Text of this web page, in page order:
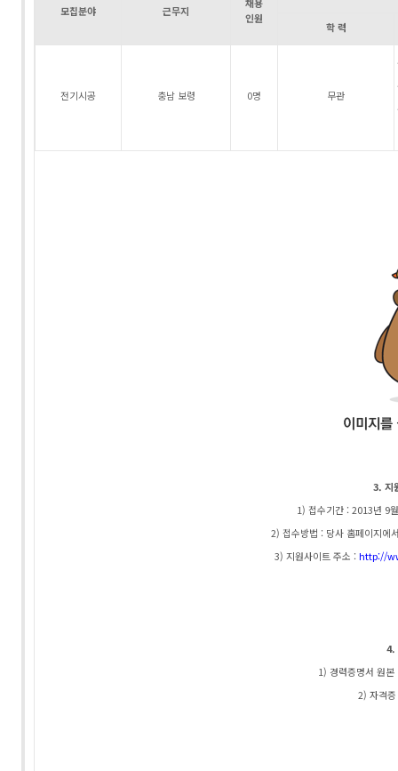
모집분야 근무지
인원
학 력
전기시공 충남 보령 0명 무관
3. 지
1) 접수기간 : 2013년 9
2) 접수방법 : 당사 홈페이지에
3) 지원사이트 주소 : http://
4.
1) 경력증명서 원본
2) 자격